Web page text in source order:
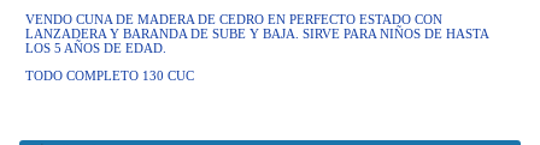
VENDO CUNA DE MADERA DE CEDRO EN PERFECTO ESTADO CON
LANZADERA Y BARANDA DE SUBE Y BAJA. SIRVE PARA NIÑOS DE HASTA
LOS 5 AÑOS DE EDAD.
TODO COMPLETO 130 CUC